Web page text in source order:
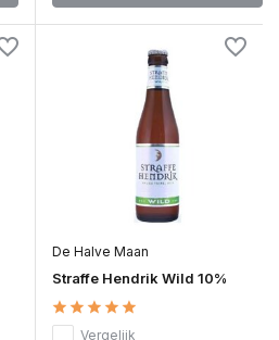
De Halve Maan
Straffe Hendrik Wild 10%
Vergelijk